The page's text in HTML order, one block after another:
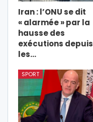
Iran : l’ONU se dit
« alarmée » par la
hausse des
exécutions depuis
les…
SPORT